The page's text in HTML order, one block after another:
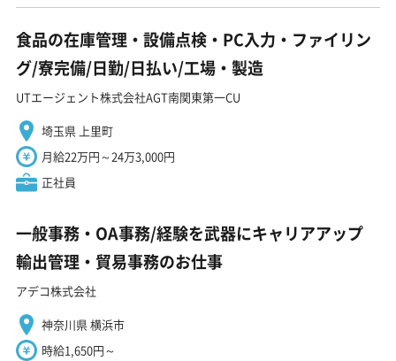
食品の在庫管理・設備点検・PC入力・ファイリン
グ/寮完備/日勤/日払い/工場・製造
UTエージェント株式会社AGT南関東第一CU
埼玉県 上里町
月給22万円～24万3,000円
正社員
一般事務・OA事務/経験を武器にキャリアアップ
輸出管理・貿易事務のお仕事
アデコ株式会社
神奈川県 横浜市
時給1,650円～